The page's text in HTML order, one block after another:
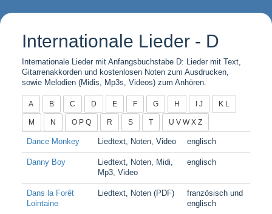
Internationale Lieder - D
Internationale Lieder mit Anfangsbuchstabe D: Lieder mit Text,
Gitarrenakkorden und kostenlosen Noten zum Ausdrucken,
sowie Melodien (Midis, Mp3s, Videos) zum Anhören.
A B C D E F G H I J K L
M N O P Q R S T U V W X Z
Dance Monkey Liedtext, Noten, Video englisch
Danny Boy
Liedtext, Noten, Midi,
Mp3, Video
englisch
Dans la Forêt
Lointaine
Liedtext, Noten (PDF)
französisch und
englisch